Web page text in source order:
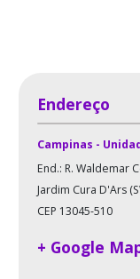
Endereço
Campinas -
End.: R. Waldemar
Jardim Cura D'Ars
CEP 13045-510
+ Google